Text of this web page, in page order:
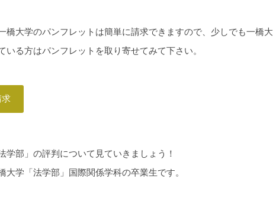
橋大学のパンフレットは簡単に請求できますので、少しでも一橋大
る方はパンフレットを取り寄せてみて下さい。
求
学部」の評判について見ていきましょう！
学「法学部」国際関係学科の卒業生です。